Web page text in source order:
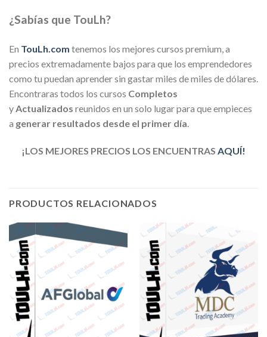
¿Sabías que TouLh?
En TouLh.com tenemos los mejores cursos premium, a
precios extremadamente bajos para que los emprendedores
como tu puedan aprender sin gastar miles de miles de dólares.
Encontraras todos los cursos Completos
yActualizados reunidos en un solo lugar para que empieces
a generar resultados desde el primer día.
¡LOS MEJORES PRECIOS LOS ENCUENTRAS AQUÍ!
PRODUCTOS RELACIONADOS